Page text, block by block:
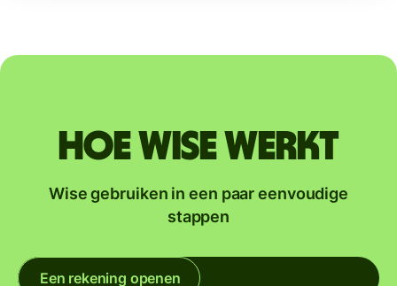
Hoe Wise werkt
Wise gebruiken in een paar eenvoudige
stappen
Een rekening openen